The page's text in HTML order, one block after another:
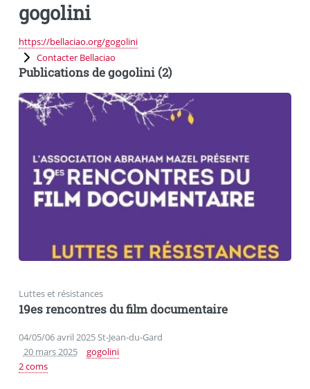
gogolini
https://bellaciao.org/gogolini
Contacter Bellaciao
Publications de gogolini (2)
Luttes et résistances
19es rencontres du film documentaire
04/05/06 avril 2025 St-Jean-du-Gard
20 mars 2025
gogolini
2 coms